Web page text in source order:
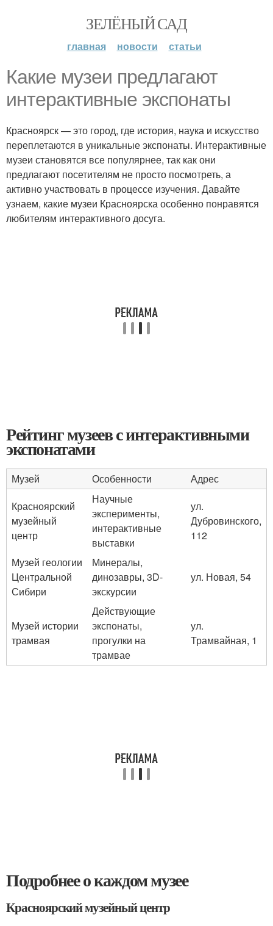
ЗЕЛЁНЫЙ САД
главная новости статьи
Какие музеи предлагают
интерактивные экспонаты
Красноярск — это город, где история, наука и искусство
переплетаются в уникальные экспонаты. Интерактивные
музеи становятся все популярнее, так как они
предлагают посетителям не просто посмотреть, а
активно участвовать в процессе изучения. Давайте
узнаем, какие музеи Красноярска особенно понравятся
любителям интерактивного досуга.
Рейтинг музеев с интерактивными
экспонатами
Музей Особенности
Адрес
Красноярский
музейный
центр
Научные
эксперименты,
интерактивные
выставки
ул.
Дубровинского,
112
Музей геологии
Центральной
Сибири
Минералы,
динозавры, 3D-
экскурсии
ул. Новая, 54
Музей истории
трамвая
Действующие
экспонаты,
прогулки на
трамвае
ул.
Трамвайная, 1
Подробнее о каждом музее
Красноярский музейный центр